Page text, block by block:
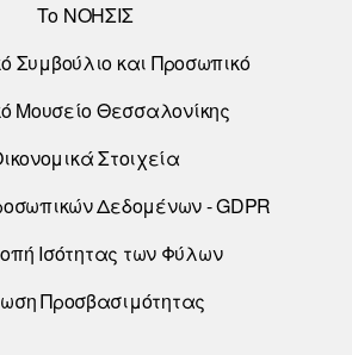
Το ΝΟΗΣΙΣ
Συμβούλιο και Προσωπικό
Μουσείο Θεσσαλονίκης
Στοιχεία
Δεδομένων - GDPR
Ισότητας των Φύλων
Προσβασιμότητας